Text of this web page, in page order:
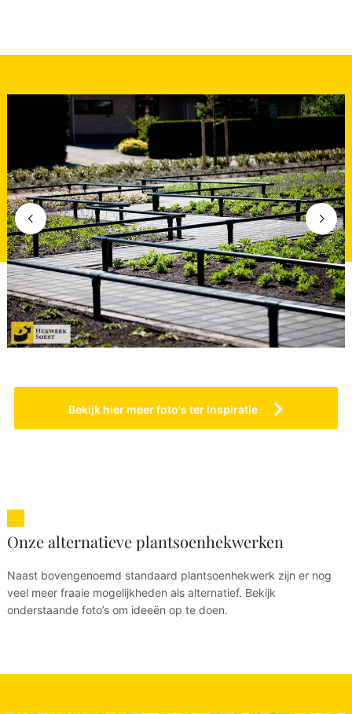
Bekijk hier meer foto's ter inspiratie
Onze alternatieve plantsoenhekwerken
Naast bovengenoemd standaard plantsoenhekwerk zijn er nog
veel meer fraaie mogelijkheden als alternatief. Bekijk
onderstaande foto’s om ideeën op te doen.